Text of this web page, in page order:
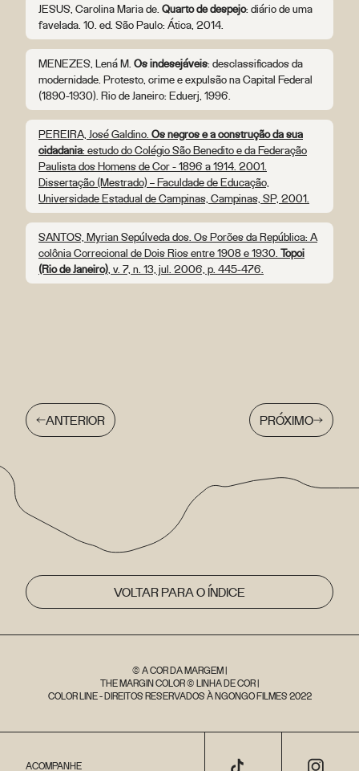
JESUS, Carolina Maria de. Quarto de despejo: diário de uma
favelada. 10. ed. São Paulo: Ática, 2014.
MENEZES, Lená M. Os indesejáveis: desclassificados da
modernidade. Protesto, crime e expulsão na Capital Federal
(1890-1930). Rio de Janeiro: Eduerj, 1996.
PEREIRA, José Galdino. Os negros e a construção da sua
cidadania: estudo do Colégio São Benedito e da Federação
Paulista dos Homens de Cor - 1896 a 1914. 2001.
Dissertação (Mestrado) – Faculdade de Educação,
Universidade Estadual de Campinas, Campinas, SP, 2001.
SANTOS, Myrian Sepúlveda dos. Os Porões da República: A
colônia Correcional de Dois Rios entre 1908 e 1930. Topoi
(Rio de Janeiro), v. 7, n. 13, jul. 2006, p. 445-476.
ANTERIOR PRÓXIMO
VOLTAR PARA O ÍNDICE
© A COR DA MARGEM |
THE MARGIN COLOR © LINHA DE COR |
COLOR LINE - DIREITOS RESERVADOS À NGONGO FILMES 2022
ACOMPANHE